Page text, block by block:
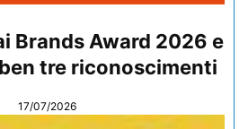
Brands Award 2026 e
tre riconoscimenti
17/07/2026